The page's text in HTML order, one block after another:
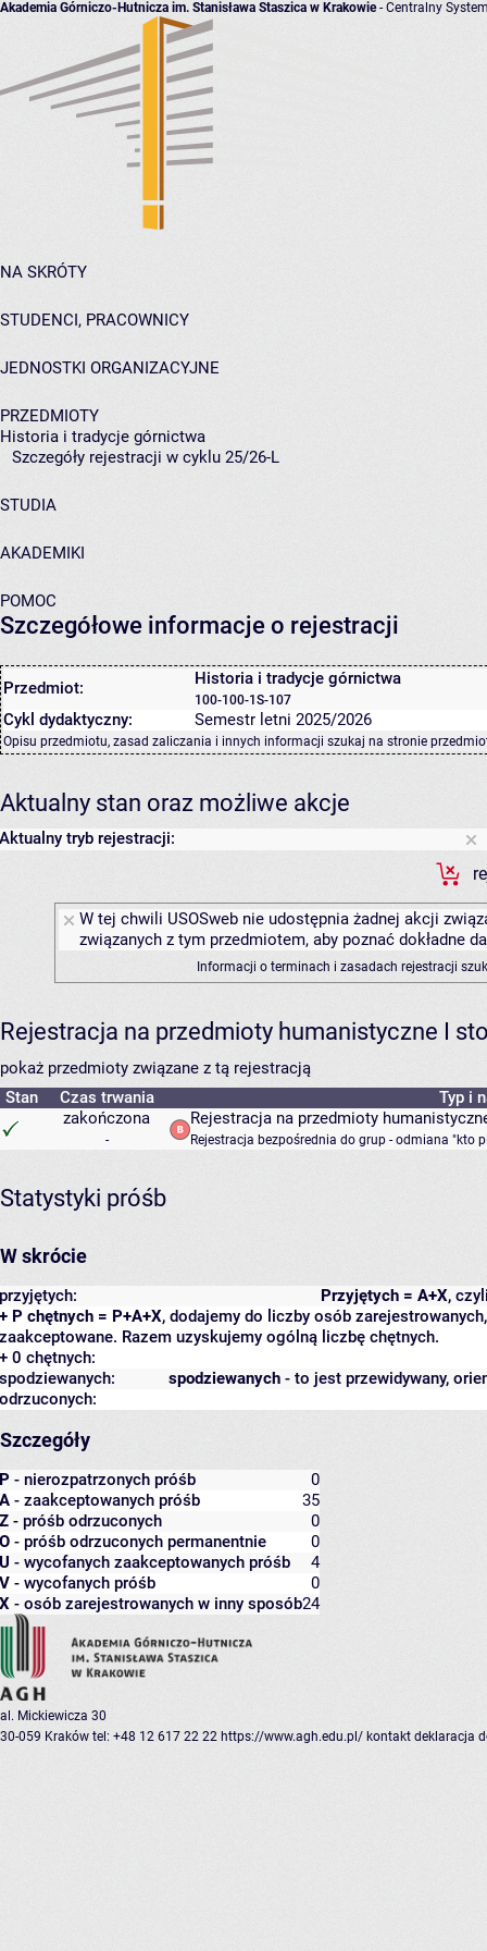
Akademia Górniczo-Hutnicza im. Stanisława Staszica w Krakowie- Centralny
NA SKRÓTY
STUDENCI, PRACOWNICY
JEDNOSTKI ORGANIZACYJNE
PRZEDMIOTY
Historia i tradycje górnictwa
Szczegóły rejestracji w cyklu 25/26-L
STUDIA
AKADEMIKI
POMOC
Szczegółowe informacje o rejestracji
Przedmiot: Historia i tradycje górnictwa
100-100-1S-107
Cykl dydaktyczny: Semestr letni 2025/2026
Opisu przedmiotu, zasad zaliczania i innych informacji szukaj na stronie
Aktualny stan oraz możliwe akcje
Aktualny tryb rejestracji:
W tej chwili USOSweb nie udostępnia żadnej akcji
związanych z tym przedmiotem, aby poznać dokładne
Informacji o terminach i zasadach rejestracji
Rejestracja na przedmioty humanistyczne I
pokaż przedmioty związane z tą rejestracją
Stan
Czas trwania
Typ i
zakończona
-
Rejestracja na przedmioty
Rejestracja bezpośrednia do grup - odmiana "kto
Statystyki próśb
W skrócie
Przyjętych = A+X,
przyjętych:
+ P chętnych = P+A+X, dodajemy do liczby osób
zaakceptowane. Razem uzyskujemy ogólną liczbę chętnych.
+ 0 chętnych:
spodziewanych - to jest przewidywany,
spodziewanych:
odrzuconych:
Szczegóły
P - nierozpatrzonych próśb
0
A - zaakceptowanych próśb
35
Z - próśb odrzuconych
0
O - próśb odrzuconych permanentnie
0
U - wycofanych zaakceptowanych próśb
4
V - wycofanych próśb
0
X - osób zarejestrowanych w inny sposób24
al. Mickiewicza 30
30-059 Kraków tel: +48 12 617 22 22 https://www.agh.edu.pl/ kontakt deklaracja